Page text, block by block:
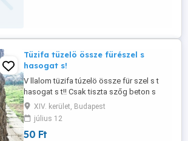
Tüzifa tüzelö össze fürészel s
hasogat s!
V llalom tüzifa túzelö össze für szel s t
hasogat s t!! Csak tiszta szőg beton s
sármentes túzif t v gok össze!! Bontot
szöges betonos deszk t zsaluanyagot
raklapot nem v llalok!!! 06702207679
XIV. kerület, Budapest
július 12
50 Ft